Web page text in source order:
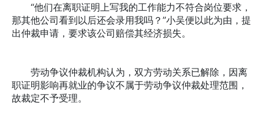
“他们在离职证明上写我的工作能力不符合岗位要求，
那其他公司看到以后还会录用我吗？”小吴便以此为由，提
出仲裁申请，要求该公司赔偿其经济损失。
劳动争议仲裁机构认为，双方劳动关系已解除，因离
职证明影响再就业的争议不属于劳动争议仲裁处理范围，
故裁定不予受理。